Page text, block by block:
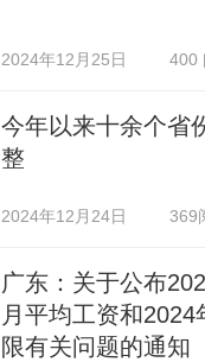
2024年12月25日 400
今年以来十余个省
整
2024年12月24日 369
广东：关于公布
月平均工资和
限有关问题的通知